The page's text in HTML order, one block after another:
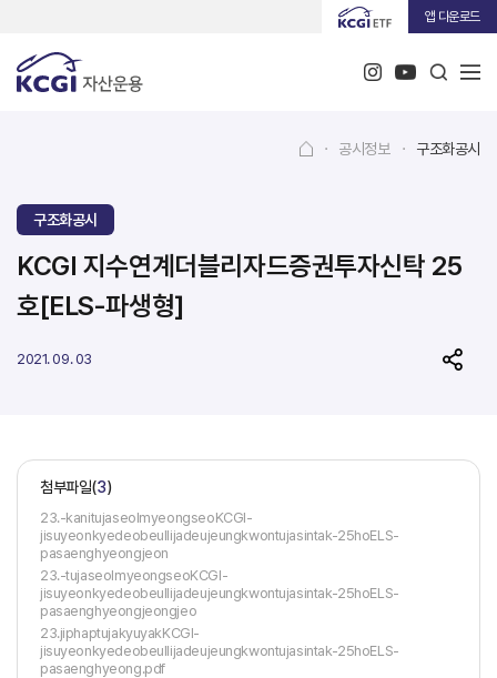
앱 다운로드
· 공시정보 · 구조화공시
구조화공시
KCGI 지수연계더블리자드증권투자신탁 25
호[ELS-파생형]
2021. 09. 03
첨부파일(3)
23.-kanitujaseolmyeongseoKCGI-
jisuyeonkyedeobeullijadeujeungkwontujasintak-25hoELS-
pasaenghyeongjeon
23.-tujaseolmyeongseoKCGI-
jisuyeonkyedeobeullijadeujeungkwontujasintak-25hoELS-
pasaenghyeongjeongjeo
23.jiphaptujakyuyakKCGI-
jisuyeonkyedeobeullijadeujeungkwontujasintak-25hoELS-
pasaenghyeong.pdf